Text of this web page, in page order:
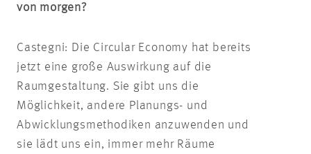
von morgen?
Castegni: Die Circular Economy hat bereits
jetzt eine große Auswirkung auf die
Raumgestaltung. Sie gibt uns die
Möglichkeit, andere Planungs- und
Abwicklungsmethodiken anzuwenden und
sie lädt uns ein, immer mehr Räume